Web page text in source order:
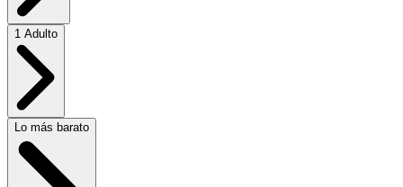
1 Adulto
Lo más barato